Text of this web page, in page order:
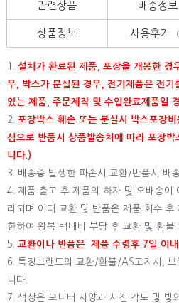
관련상품 배송정보
상품정보 사용후기
1. 설치가 완료된 제품, 포장을 개봉한 경
우, 박스가 분실된 경우, 전기제품은 전기
있는 제품, 주문제작 및 수입완료제품일
2. 포장박스 훼손 또는 분실시 박스포장
심으로 반품시 상품발송처에 따라 포장
니다.)
3. 배송중 발생한 파손시 교환/반품시 배
4. 제품 출고 후 제품의 하자 및 오배송이
리되며 이때 교환 및 반품은 제품 회수 후
한하여 왕복 택배비 부담 후 교환 및 환불
5. 교환이나 반품은 제품 수령후 7일 이내
6. 특정브랜드의 교환/환불/AS고지시,
니다.
7. 색상은 모니터 사양과 사진 각도 및 빛